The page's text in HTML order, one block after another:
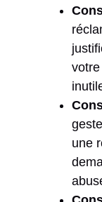
une